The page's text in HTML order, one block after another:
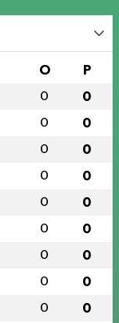
O P
0 0
0 0
0 0
0 0
0 0
0 0
0 0
0 0
0 0